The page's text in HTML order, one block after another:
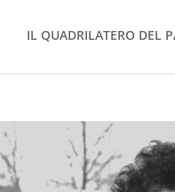
IL QUADRILATERO DEL